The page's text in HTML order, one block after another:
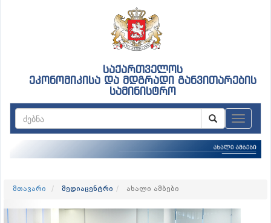
საქართველოს
ეკონომიკისა და მდგრადი განვითარების
სამინისტრო
მთავარი მედიაცენტრი ახალი ამბები
Previous